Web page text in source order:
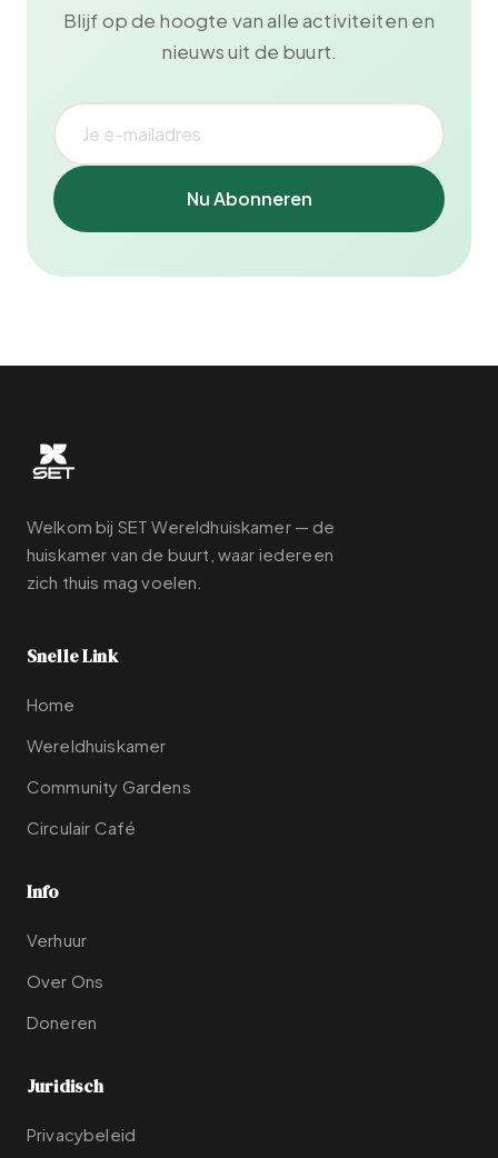
Blijf op de hoogte van alle activiteiten en
nieuws uit de buurt.
Nu Abonneren
Welkom bij SET Wereldhuiskamer — de
huiskamer van de buurt, waar iedereen
zich thuis mag voelen.
Snelle Link
Home
Wereldhuiskamer
Community Gardens
Circulair Café
Info
Verhuur
Over Ons
Doneren
Juridisch
Privacybeleid